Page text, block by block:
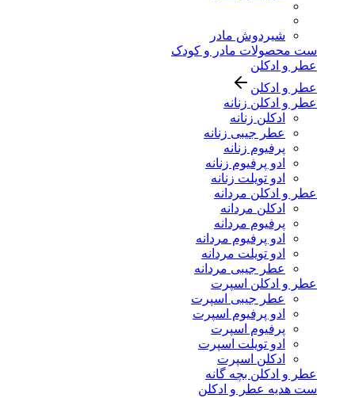
شیردوش مادر
ست محصولات مادر و کودک
عطر و ادکلن
عطر و ادکلن
عطر و ادکلن زنانه
ادکلن زنانه
عطر جیبی زنانه
پرفیوم زنانه
ادو پرفیوم زنانه
ادو تویلت زنانه
عطر و ادکلن مردانه
ادکلن مردانه
پرفیوم مردانه
ادو پرفیوم مردانه
ادو تویلت مردانه
عطر جیبی مردانه
عطر و ادکلن اسپرت
عطر جیبی اسپرت
ادو پرفیوم اسپرت
پرفیوم اسپرت
ادو تویلت اسپرت
ادکلن اسپرت
عطر و ادکلن بچه گانه
ست هدیه عطر و ادکلن